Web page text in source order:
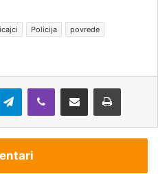
Policija
povrede
Telegram